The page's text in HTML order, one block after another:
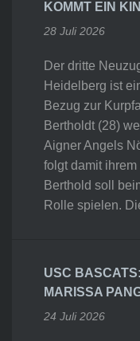
KOMMT EIN
28 Juli 2026
Der dritte
Heidelberg ist
Bezug zur
Bertholdt (28)
Aigner Angels
folgt damit
Berthold soll
Rolle spielen.
USC
MARISSA
24 Juli 2026